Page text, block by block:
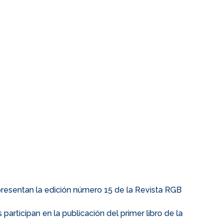
la edición número 15 de la Revista RGB
en la publicación del primer libro de la